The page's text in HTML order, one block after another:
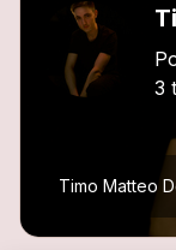
3
Timo Matteo Der 19-